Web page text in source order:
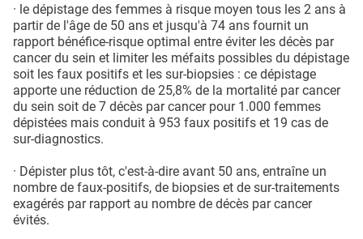
· le dépistage des femmes à risque moyen tous les 2 ans à
partir de l'âge de 50 ans et jusqu'à 74 ans fournit un
rapport bénéfice-risque optimal entre éviter les décès par
cancer du sein et limiter les méfaits possibles du dépistage
soit les faux positifs et les sur-biopsies : ce dépistage
apporte une réduction de 25,8% de la mortalité par cancer
du sein soit de 7 décès par cancer pour 1.000 femmes
dépistées mais conduit à 953 faux positifs et 19 cas de
sur-diagnostics.
· Dépister plus tôt, c'est-à-dire avant 50 ans, entraîne un
nombre de faux-positifs, de biopsies et de sur-traitements
exagérés par rapport au nombre de décès par cancer
évités.